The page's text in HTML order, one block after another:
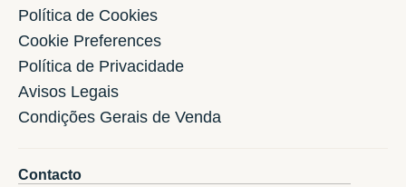
Política de Cookies
Cookie Preferences
Política de Privacidade
Avisos Legais
Condições Gerais de Venda
Contacto